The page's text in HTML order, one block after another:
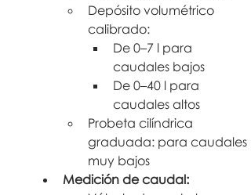
Depósito volumétrico
calibrado:
De 0–7 l para
caudales bajos
De 0–40 l para
caudales altos
Probeta cilíndrica
graduada: para caudales
muy bajos
Medición de caudal: